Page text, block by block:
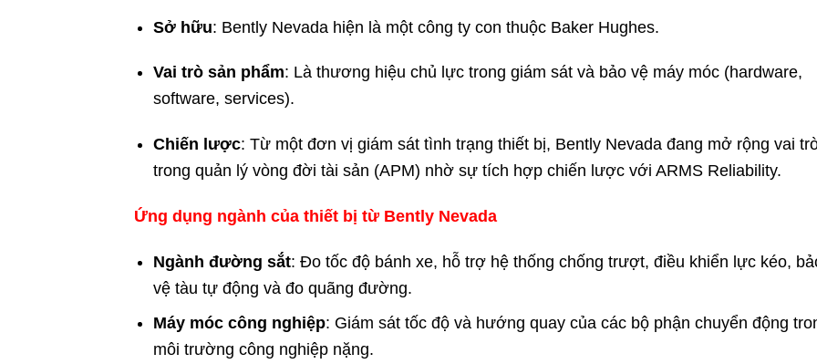
Sở hữu: Bently Nevada hiện là một công ty con thuộc Baker Hughes.
Vai trò sản phẩm: Là thương hiệu chủ lực trong giám sát và bảo vệ máy móc (hardware,
software, services).
Chiến lược: Từ một đơn vị giám sát tình trạng thiết bị, Bently Nevada đang mở rộng vai
trong quản lý vòng đời tài sản (APM) nhờ sự tích hợp chiến lược với ARMS Reliability.
Ứng dụng ngành của thiết bị từ Bently Nevada
Ngành đường sắt: Đo tốc độ bánh xe, hỗ trợ hệ thống chống trượt, điều khiển lực kéo,
vệ tàu tự động và đo quãng đường.
Máy móc công nghiệp: Giám sát tốc độ và hướng quay của các bộ phận chuyển động
môi trường công nghiệp nặng.